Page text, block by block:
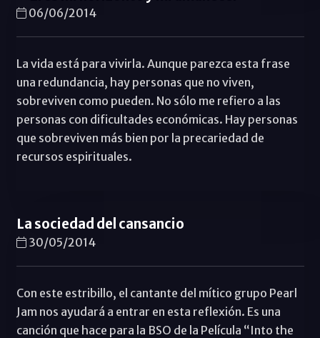
06/06/2014
La vida está para vivirla. Aunque parezca esta frase
una redundancia, hay personas que no viven,
sobreviven como pueden. No sólo me refiero a las
personas con dificultades económicas. Hay personas
que sobreviven más bien por la precariedad de
recursos espirituales.
La sociedad del cansancio
30/05/2014
Con este estribillo, el cantante del mítico grupo Pearl
Jam nos ayudará a entrar en esta reflexión. Es una
canción que hace para la BSO de la Película “Into the